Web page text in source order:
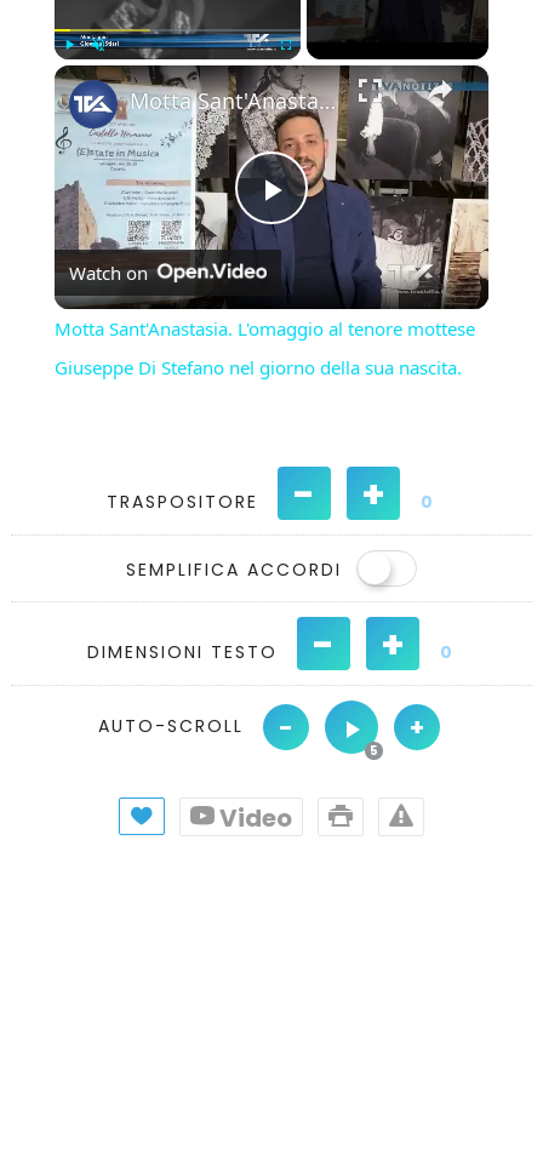
Play Unmute Fullscreen ×
Play
Video
Motta Sant'Anastasia. L'omaggio al tenore mottese Giuseppe Di Stefano nel giorno della sua nascita.
Watch on
Motta Sant'Anastasia. L'omaggio al tenore mottese
Giuseppe Di Stefano nel giorno della sua nascita.
TRASPOSITORE - + 0
SEMPLIFICA ACCORDI
DIMENSIONI TESTO - + 0
AUTO-SCROLL - +
Video